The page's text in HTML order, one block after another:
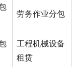
劳务作业分包
工程机械设备
租赁